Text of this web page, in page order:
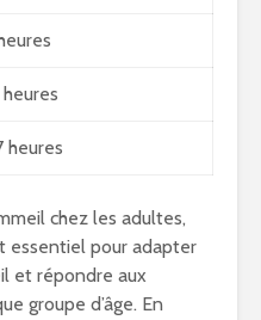
heures
heures
chez les adultes,
essentiel pour adapter
et répondre aux
groupe d’âge. En